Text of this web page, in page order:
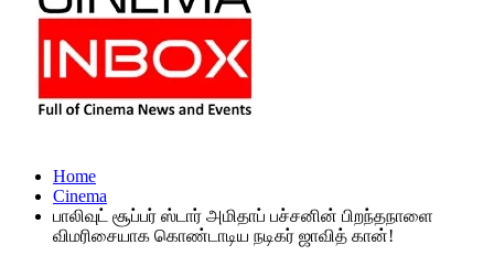
Home
Cinema
பாலிவுட் சூப்பர் ஸ்டார் அமிதாப் பச்சனின் பிறந்தநாளை
விமரிசையாக கொண்டாடிய நடிகர் ஜாவித் கான்!